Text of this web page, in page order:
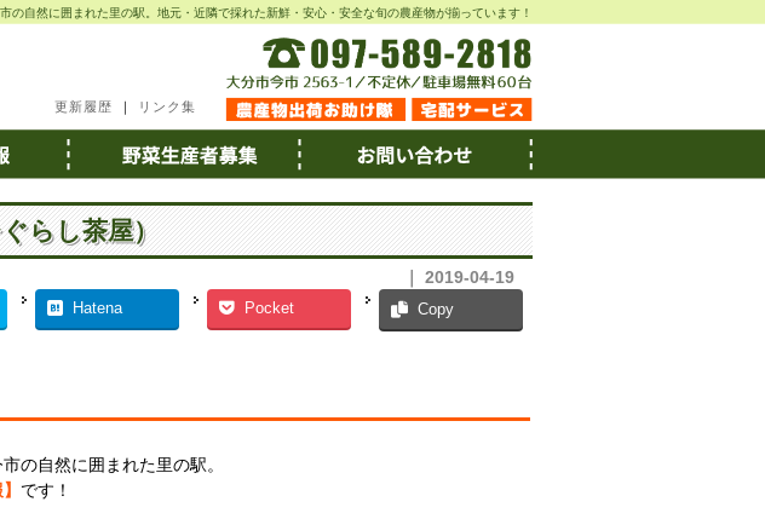
の自然に囲まれた里の駅。地元・近隣で採れた新鮮・安心・安全な旬の農産物が揃っています！
更新履歴 ｜ リンク集
らし茶屋）
｜ 2019-04-19
Hatena Pocket Copy
の自然に囲まれた里の駅。
です！